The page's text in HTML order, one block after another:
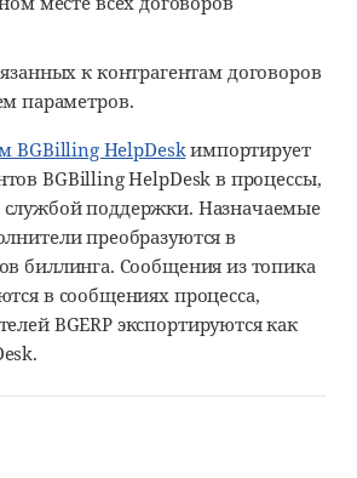
к контрагентам договоров
параметров.
BGBilling HelpDeskимпортирует
BGBilling HelpDesk в процессы,
поддержки. Назначаемые
преобразуются в
биллинга. Сообщения из топика
в сообщениях процесса,
BGERP экспортируются как